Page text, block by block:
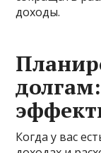
доходы.
Когда у вас